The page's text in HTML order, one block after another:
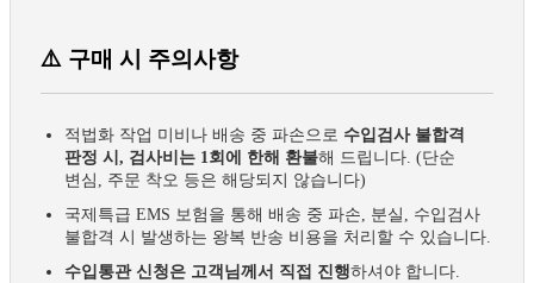
⚠️ 구매 시 주의사항
적법화 작업 미비나 배송 중 파손으로 수입검사 불합격
판정 시, 검사비는 1회에 한해 환불해 드립니다. (단순
변심, 주문 착오 등은 해당되지 않습니다)
국제특급 EMS 보험을 통해 배송 중 파손, 분실, 수입검사
불합격 시 발생하는 왕복 반송 비용을 처리할 수 있습니다.
수입통관 신청은 고객님께서 직접 진행하셔야 합니다.